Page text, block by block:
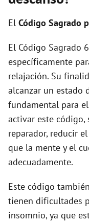
El Código Sagrado
El Código Sagrado
específicamente
relajación. Su
alcanzar un estado
fundamental para
activar este código,
reparador, reducir
que la mente y el
adecuadamente.
Este código
tienen dificultades
insomnio, ya que